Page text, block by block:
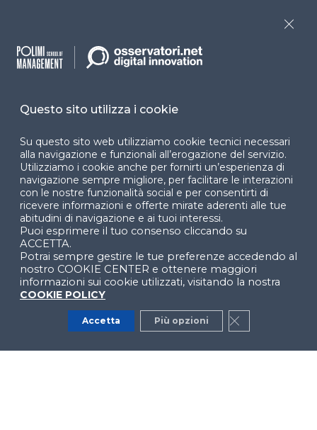
Convegni
Programmi
Termini e condizioni
Privacy policy
Sitemap
accessibilità
Cookie Center
Facebook LinkedIn
YouTube X
Questo sito utilizza i cookie
Su questo sito web utilizziamo cookie tecnici necessari
alla navigazione e funzionali all’erogazione del servizio.
Utilizziamo i cookie anche per fornirti un’esperienza di
navigazione sempre migliore, per facilitare le interazioni
con le nostre funzionalità social e per consentirti di
ricevere informazioni e offerte mirate aderenti alle tue
abitudini di navigazione e ai tuoi interessi.
Puoi esprimere il tuo consenso cliccando su
ACCETTA.
Potrai sempre gestire le tue preferenze accedendo al
nostro COOKIE CENTER e ottenere maggiori
informazioni sui cookie utilizzati, visitando la nostra
COOKIE POLICY
Accetta Più opzioni Close GDPR